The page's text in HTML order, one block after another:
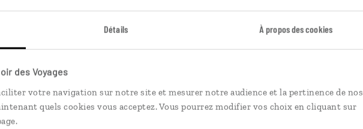
Détails À propos des cookies
des Voyages
votre navigation sur notre site et mesurer notre audience et la pertinence de nos
quels cookies vous acceptez. Vous pourrez modifier vos choix en cliquant sur
Albanie
DÉCOUVRIR